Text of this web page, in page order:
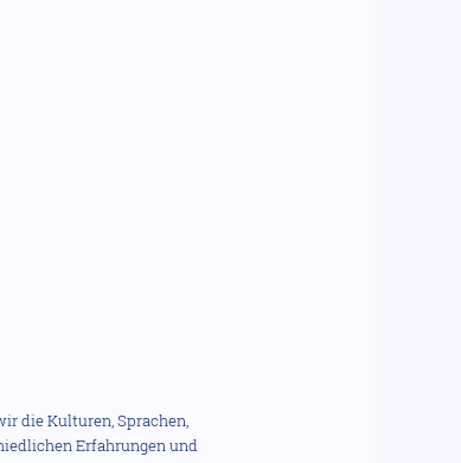
die Kulturen, Sprachen,
Erfahrungen und